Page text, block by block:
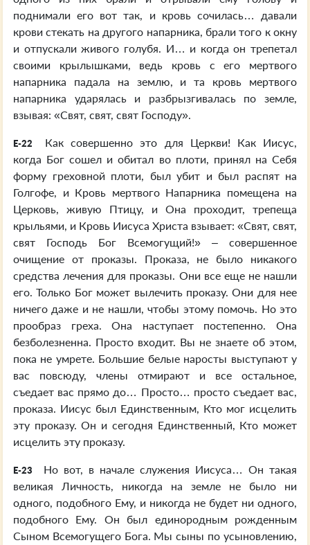
поднимали его вот так, и кровь сочилась… давали
крови стекать на другого напарника, брали того к окну
и отпускали живого голубя. И… и когда он трепетал
своими крылышками, ведь кровь с его мертвого
напарника падала на землю, и та кровь мертвого
напарника ударялась и разбрызгивалась по земле,
взывая: «Свят, свят, свят Господу».
E-22
Как совершенно это для Церкви! Как Иисус,
когда Бог сошел и обитал во плоти, принял на Себя
форму греховной плоти, был убит и был распят на
Голгофе, и Кровь мертвого Напарника помещена на
Церковь, живую Птицу, и Она проходит, трепеща
крыльями, и Кровь Иисуса Христа взывает: «Свят, свят,
свят Господь Бог Всемогущий!» – совершенное
очищение от проказы. Проказа, не было никакого
средства лечения для проказы. Они все еще не нашли
его. Только Бог может вылечить проказу. Они для нее
ничего даже и не нашли, чтобы этому помочь. Но это
прообраз греха. Она наступает постепенно. Она
безболезненна. Просто входит. Вы не знаете об этом,
пока не умрете. Большие белые наросты выступают у
вас повсюду, члены отмирают и все остальное,
съедает вас прямо до… Просто… просто съедает вас,
проказа. Иисус был Единственным, Кто мог исцелить
эту проказу. Он и сегодня Единственный, Кто может
исцелить эту проказу.
E-23
Но вот, в начале служения Иисуса… Он такая
великая Личность, никогда на земле не было ни
одного, подобного Ему, и никогда не будет ни одного,
подобного Ему. Он был единородным рожденным
Сыном Всемогущего Бога. Мы сыны по усыновлению,